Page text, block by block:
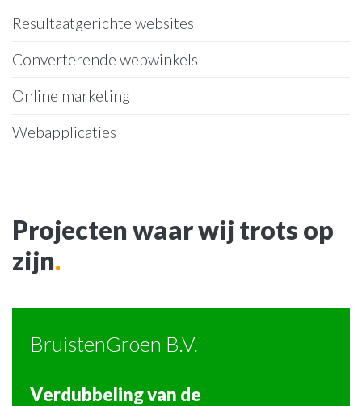
Resultaatgerichte websites
Converterende webwinkels
Online marketing
Webapplicaties
Projecten waar wij trots op
zijn.
BruistenGroen B.V.
Verdubbeling van de